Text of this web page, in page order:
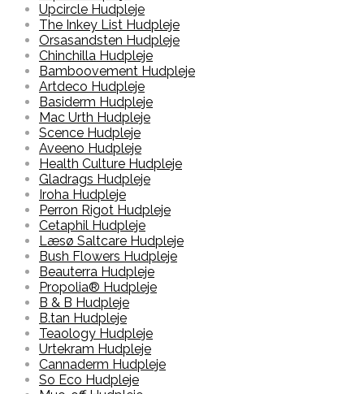
Upcircle Hudpleje
The Inkey List Hudpleje
Orsasandsten Hudpleje
Chinchilla Hudpleje
Bamboovement Hudpleje
Artdeco Hudpleje
Basiderm Hudpleje
Mac Urth Hudpleje
Scence Hudpleje
Aveeno Hudpleje
Health Culture Hudpleje
Gladrags Hudpleje
Iroha Hudpleje
Perron Rigot Hudpleje
Cetaphil Hudpleje
Læsø Saltcare Hudpleje
Bush Flowers Hudpleje
Beauterra Hudpleje
Propolia® Hudpleje
B & B Hudpleje
B.tan Hudpleje
Teaology Hudpleje
Urtekram Hudpleje
Cannaderm Hudpleje
So Eco Hudpleje